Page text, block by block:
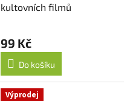
kultovních filmů
99 Kč
Do košíku
Výprodej